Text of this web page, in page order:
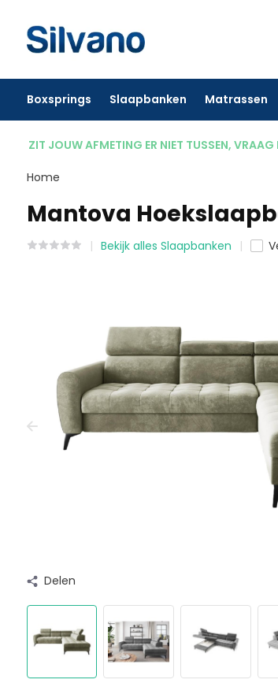
Boxsprings Slaapbanken Matrassen
ZIT JOUW AFMETING ER NIET TUSSEN, VRAAG
Home
Mantova
Bekijk alles Slaapbanken
Delen